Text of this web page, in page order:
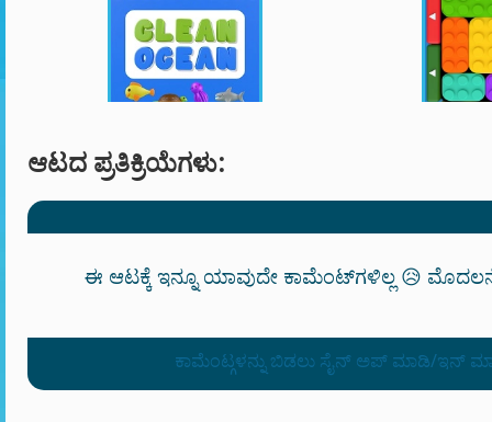
ಆಟದ ಪ್ರತಿಕ್ರಿಯೆಗಳು:
ಈ ಆಟಕ್ಕೆ ಇನ್ನೂ ಯಾವುದೇ ಕಾಮೆಂಟ್‌ಗಳಿಲ್ಲ 😥
ಕಾಮೆಂಟ್ಗಳನ್ನು ಬಿಡಲು ಸೈನ್ ಅಪ್ ಮಾಡಿ/ಇನ್